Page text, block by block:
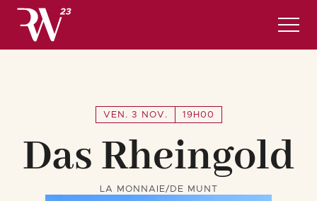
INSCRIPTIONS
Français
VEN. 3 NOV. 19H00
Das Rheingold
LA MONNAIE/DE MUNT